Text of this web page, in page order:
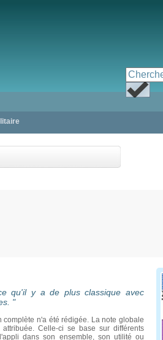
qu'il y a de plus classique avec
"
complète n'a été rédigée. La note globale
Celle-ci se base sur différents
dans son ensemble, son utilité ou